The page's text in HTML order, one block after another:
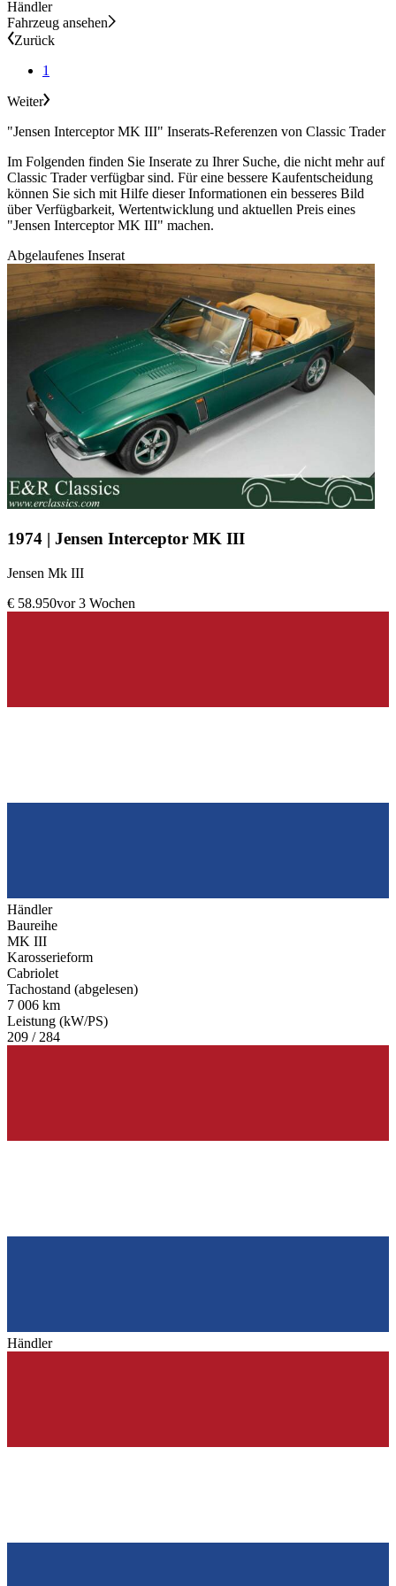
Händler
Fahrzeug ansehen
Zurück
1
Weiter
"Jensen Interceptor MK III" Inserats-Referenzen von Classic Trader
Im Folgenden finden Sie Inserate zu Ihrer Suche, die nicht mehr auf
Classic Trader verfügbar sind. Für eine bessere Kaufentscheidung
können Sie sich mit Hilfe dieser Informationen ein besseres Bild
über Verfügbarkeit, Wertentwicklung und aktuellen Preis eines
"Jensen Interceptor MK III" machen.
Abgelaufenes Inserat
1974 | Jensen Interceptor MK III
Jensen Mk III
€ 58.950vor 3 Wochen
Händler
Baureihe
MK III
Karosserieform
Cabriolet
Tachostand (abgelesen)
7 006 km
Leistung (kW/PS)
209 / 284
Händler